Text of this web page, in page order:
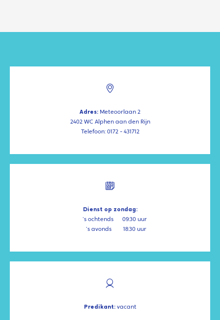
Adres: Meteoorlaan 2
2402 WC Alphen aan den Rijn
Telefoon: 0172 - 431712
Dienst op zondag:
's ochtends
09:30 uur
's avonds
18:30 uur
Predikant:vacant